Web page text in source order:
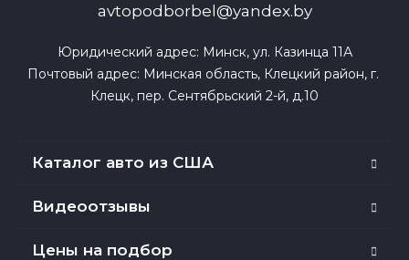
avtopodborbel@yandex.by
Юридический адрес: Минск, ул. Казинца 11А
Почтовый адрес: Минская область, Клецкий район, г.
Клецк, пер. Сентябрьский 2-й, д.10
Каталог авто из США
Видеоотзывы
Цены на подбор